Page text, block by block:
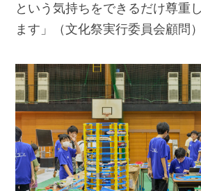
という気持ちをできるだけ尊重
ます」（文化祭実行委員会顧問）